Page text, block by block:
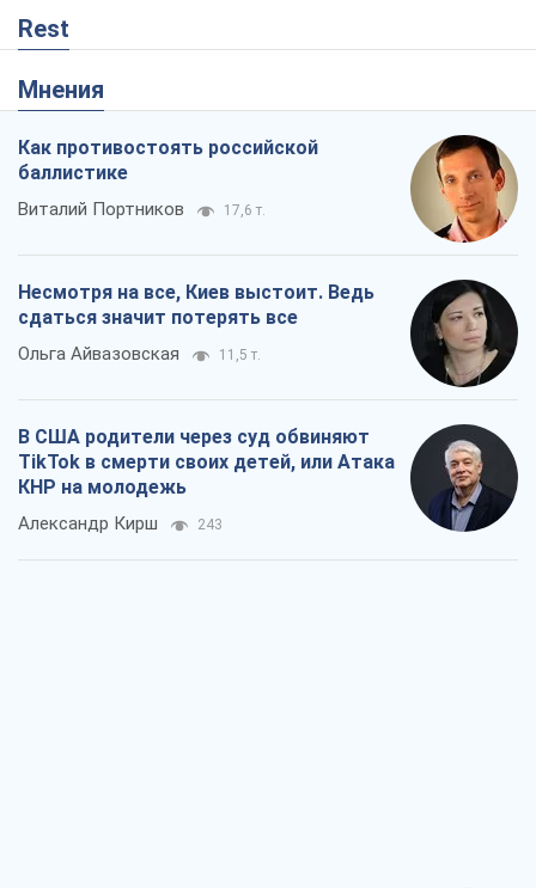
Rest
Мнения
Как противостоять российской
баллистике
Виталий Портников 17,6 т.
Несмотря на все, Киев выстоит. Ведь
сдаться значит потерять все
Ольга Айвазовская 11,5 т.
В США родители через суд обвиняют
TikTok в смерти своих детей, или Атака
КНР на молодежь
Александр Кирш 243